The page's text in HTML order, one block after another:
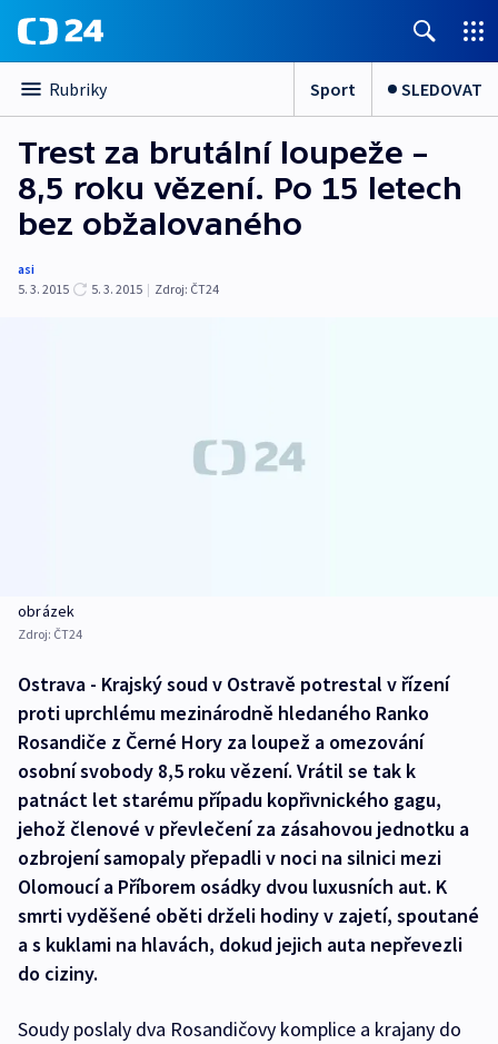
Rubriky Sport SLEDOVAT
Trest za brutální loupeže –
8,5 roku vězení. Po 15 letech
bez obžalovaného
asi
5. 3. 2015
5. 3. 2015 | Zdroj: ČT24
obrázek
Zdroj: ČT24
Ostrava - Krajský soud v Ostravě potrestal v řízení
proti uprchlému mezinárodně hledaného Ranko
Rosandiče z Černé Hory za loupež a omezování
osobní svobody 8,5 roku vězení. Vrátil se tak k
patnáct let starému případu kopřivnického gagu,
jehož členové v převlečení za zásahovou jednotku a
ozbrojení samopaly přepadli v noci na silnici mezi
Olomoucí a Příborem osádky dvou luxusních aut. K
smrti vyděšené oběti drželi hodiny v zajetí, spoutané
a s kuklami na hlavách, dokud jejich auta nepřevezli
do ciziny.
Soudy poslaly dva Rosandičovy komplice a krajany do